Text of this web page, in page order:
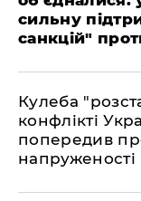
сильну
санкцій"
Кулеба
конфлікті
попередив
напруженості